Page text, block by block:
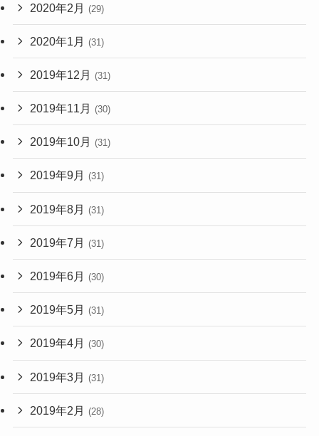
2020年2月 (29)
2020年1月 (31)
2019年12月 (31)
2019年11月 (30)
2019年10月 (31)
2019年9月 (31)
2019年8月 (31)
2019年7月 (31)
2019年6月 (30)
2019年5月 (31)
2019年4月 (30)
2019年3月 (31)
2019年2月 (28)